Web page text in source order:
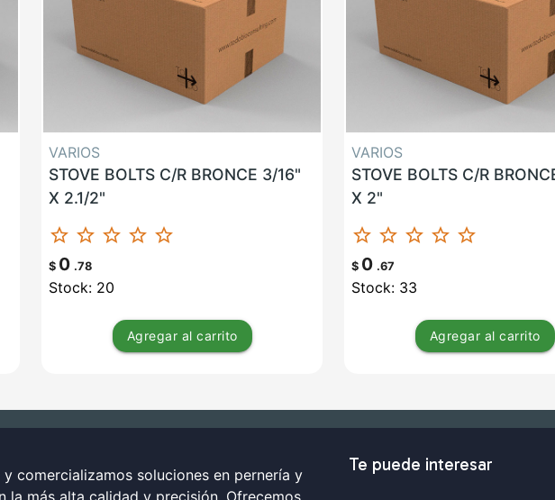
VARIOS
STOVE BOLTS C/R BRONCE 3/16"
X 2.1/2"
star_border star_border star_border star_border star_border
$ 0 .78
Stock: 20
Agregar al carrito
VARIOS
STOVE BOLTS C/R
X 2"
star_border star_border star_border star_border star_border
$ 0 .67
Stock: 33
Agregar al carrito
y comercializamos soluciones en pernería y
Te puede interesar